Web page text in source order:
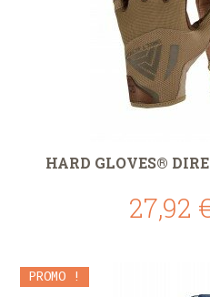
HARD GLOVES®
27,92 €
PROMO !